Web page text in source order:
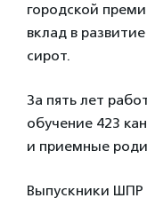
городской
вклад в
сирот.
За пять лет
обучение 423
и приемные
Выпускники ШПР